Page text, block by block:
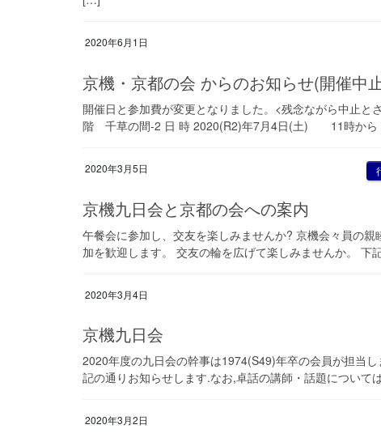
2020年6月1日
京機・京都の会 からのお知らせ(開催中
開催日と参加費が変更となりました。<残念ながら中止
階 千草の間-2 日 時 2020(R2)年7月4日(土) 11時から
2020年3月5日
京機九日会と京都の会への案内
午餐会に参加し、交友を楽しみませんか? 京機会々員の
加を歓迎します。 交友の輪を広げて楽しみませんか。
2020年3月4日
京機九日会
2020年度の九日会の幹事は1974(S49)年卒の会員が担当
記の通りお知らせします.なお,卓話の講師・話題につい
2020年3月2日